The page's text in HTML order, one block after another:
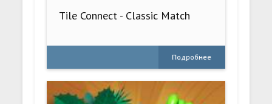
Tile Connect - Classic Match
Подробнее